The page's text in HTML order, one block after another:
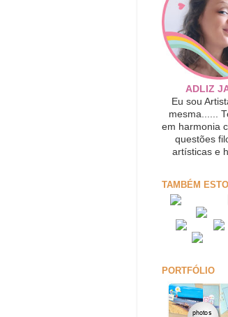
ADLIZ
Eu sou
mesma......
em harmonia
questões
artísticas e
TAMBÉM
PORTFÓLIO